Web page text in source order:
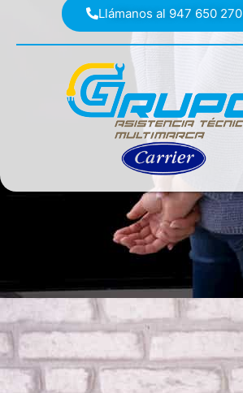
Llámanos al 947 650 270